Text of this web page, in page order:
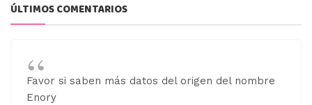
ÚLTIMOS COMENTARIOS
Favor si saben más datos del origen del nombre
Enory